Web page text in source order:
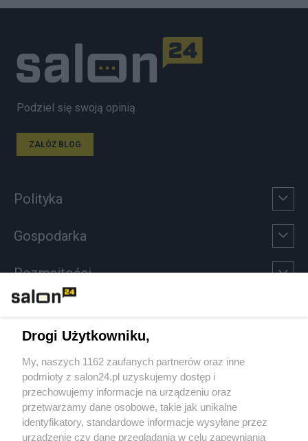
Podziel się swoją opinią
ZAŁÓŻ BLOG
Polityka
Gospodarka
Rozmaitości
Sport
Społeczeństwo
Kultura
Drogi Użytkowniku,
My, naszych 1162 zaufanych partnerów oraz inne
podmioty z salon24.pl uzyskujemy dostęp i
przechowujemy informacje na urządzeniu oraz
przetwarzamy dane osobowe, takie jak unikalne
identyfikatory, standardowe informacje wysyłane przez
urządzenie czy dane przeglądania w celu zapewniania